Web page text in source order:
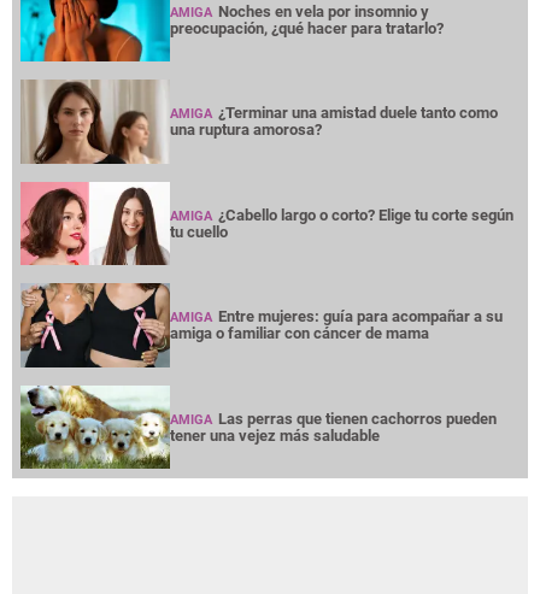
AMIGA Noches en vela por insomnio y
preocupación, ¿qué hacer para tratarlo?
AMIGA ¿Terminar una amistad duele tanto como
una ruptura amorosa?
AMIGA ¿Cabello largo o corto? Elige tu corte según
tu cuello
AMIGA Entre mujeres: guía para acompañar a su
amiga o familiar con cáncer de mama
AMIGA Las perras que tienen cachorros pueden
tener una vejez más saludable